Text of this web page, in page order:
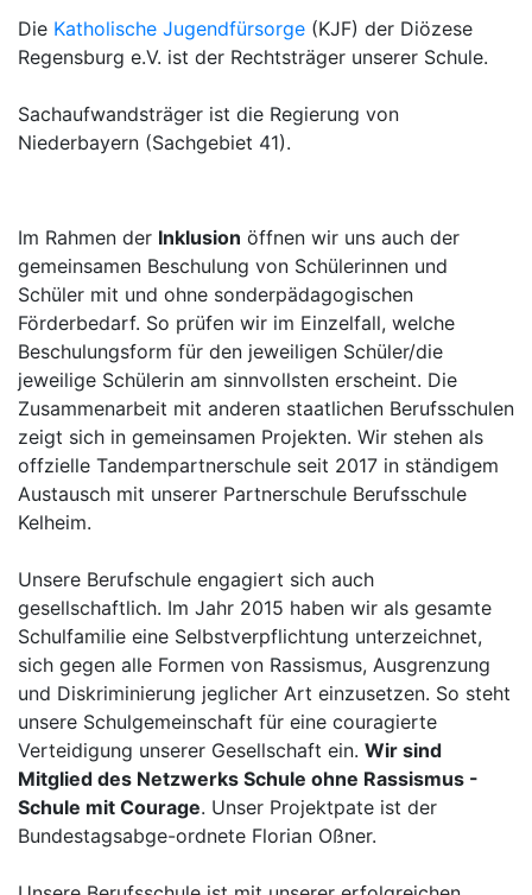
Die Katholische Jugendfürsorge (KJF) der Diözese
Regensburg e.V. ist der Rechtsträger unserer Schule.
Sachaufwandsträger ist die Regierung von
Niederbayern (Sachgebiet 41).
Im Rahmen der Inklusion öffnen wir uns auch der
gemeinsamen Beschulung von Schülerinnen und
Schüler mit und ohne sonderpädagogischen
Förderbedarf. So prüfen wir im Einzelfall, welche
Beschulungsform für den jeweiligen Schüler/die
jeweilige Schülerin am sinnvollsten erscheint. Die
Zusammenarbeit mit anderen staatlichen Berufsschulen
zeigt sich in gemeinsamen Projekten. Wir stehen als
offzielle Tandempartnerschule seit 2017 in ständigem
Austausch mit unserer Partnerschule Berufsschule
Kelheim.
Unsere Berufschule engagiert sich auch
gesellschaftlich. Im Jahr 2015 haben wir als gesamte
Schulfamilie eine Selbstverpflichtung unterzeichnet,
sich gegen alle Formen von Rassismus, Ausgrenzung
und Diskriminierung jeglicher Art einzusetzen. So steht
unsere Schulgemeinschaft für eine couragierte
Verteidigung unserer Gesellschaft ein. Wir sind
Mitglied des Netzwerks Schule ohne Rassismus -
Schule mit Courage. Unser Projektpate ist der
Bundestagsabge-ordnete Florian Oßner.